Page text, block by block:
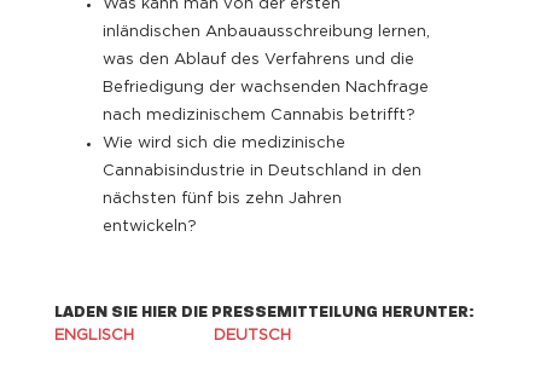
Was kann man von der ersten
inländischen Anbauausschreibung lernen,
was den Ablauf des Verfahrens und die
Befriedigung der wachsenden Nachfrage
nach medizinischem Cannabis betrifft?
Wie wird sich die medizinische
Cannabisindustrie in Deutschland in den
nächsten fünf bis zehn Jahren
entwickeln?
LADEN SIE HIER DIE PRESSEMITTEILUNG HERUNTER:
ENGLISCH DEUTSCH